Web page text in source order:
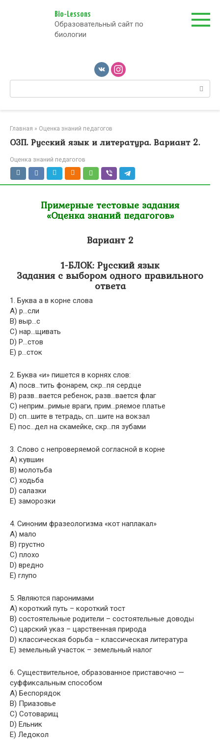
Bio-Lessons
Образовательный сайт по
биологии
Поиск:
Главная » Оценка знаний педагогов
ОЗП. Русский язык и литература. Вариант 2.
Оценка знаний педагогов
Примерные тестовые задания
«Оценка знаний педагогов»
Вариант 2
1-БЛОК: Русский язык
Задания с выбором одного правильного
ответа
1. Буква а в корне слова
A) р…сли
B) выр…с
C) нар…щивать
D) Р…стов
E) р…сток
2. Буква «и» пишется в корнях слов:
A) посв…тить фонарем, скр…пя сердце
B) разв…вается ребенок, разв…вается флаг
C) неприм…римые враги, прим…ряемое платье
D) сп…шите в тетрадь, сп…шите на вокзал
E) пос…дел на скамейке, скр…пя зубами
3. Слово с непроверяемой согласной в корне
A) кувшин
B) молотьба
C) ходьба
D) салазки
E) заморозки
4. Синоним фразеологизма «кот наплакал»
A) мало
B) грустно
C) плохо
D) вредно
E) глупо
5. Являются паронимами
A) короткий путь – короткий тост
B) состоятельные родители – состоятельные доводы
C) царский указ – царственная природа
D) классическая борьба – классическая литература
E) земельный участок – земельный налог
6. Существительное, образованное приставочно —
суффиксальным способом
A) Беспорядок
B) Приазовье
C) Сотоварищ
D) Ельник
E) Ледокол